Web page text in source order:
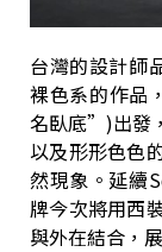
台灣的設計師
裸色系的作品
名臥底”)出發
以及形形色色
然現象。延續
牌今次將用西
與外在結合，